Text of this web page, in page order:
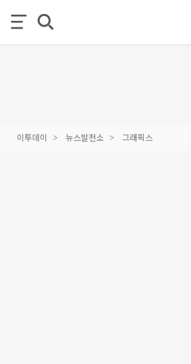
이투데이 뉴스발전소 그래픽스